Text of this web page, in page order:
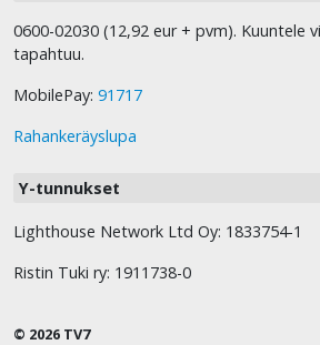
0600-02030 (12,92 eur + pvm). Kuuntele
tapahtuu.
MobilePay: 91717
Rahankeräyslupa
Y-tunnukset
Lighthouse Network Ltd Oy: 1833754-1
Ristin Tuki ry: 1911738-0
© 2026 TV7